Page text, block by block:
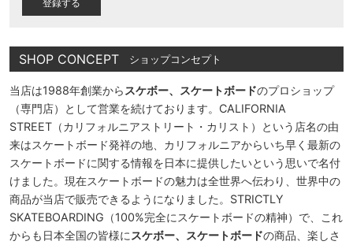
SHOP CONCEPT ショップコンセプト
当店は1988年創業から スケボー、スケートボードのプロショップ
（専門店）として営業を続けております。CALIFORNIA
STREET（カリフォルニアストリート・カリスト）という店名の由
来はスケートボード発祥の地、カリフォルニアからいち早く最新の
スケートボードに関する情報を日本に提供したいという思いで名付
けました。現在スケートボードの魅力は全世界へ伝わり、世界中の
商品が当店で販売できるようになりました。STRICTLY
SKATEBOARDING（100%完全にスケートボードの精神）で、これ
からも日本全国の皆様に スケボー、スケートボードの商品、楽しさ